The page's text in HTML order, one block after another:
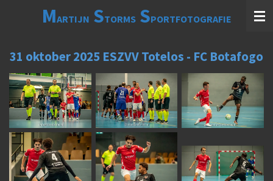
hoofdinhoud
MARTIJN STORMSSPORTFOTOGRAFIE
31 oktober 2025 ESZVV Totelos - FC Botafogo